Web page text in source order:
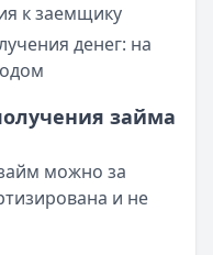
к заемщику
денег: на
займа
можно за
и не